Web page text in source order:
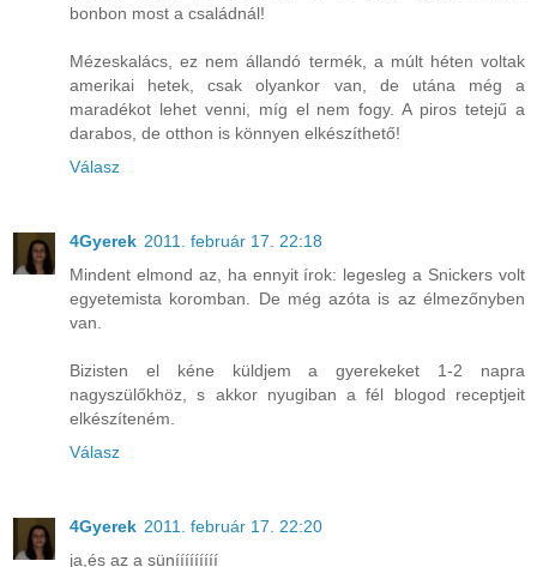
bonbon most a családnál!
Mézeskalács, ez nem állandó termék, a múlt héten voltak
amerikai hetek, csak olyankor van, de utána még a
maradékot lehet venni, míg el nem fogy. A piros tetejű a
darabos, de otthon is könnyen elkészíthető!
Válasz
4Gyerek 2011. február 17. 22:18
Mindent elmond az, ha ennyit írok: legesleg a Snickers volt
egyetemista koromban. De még azóta is az élmezőnyben
van.
Bizisten el kéne küldjem a gyerekeket 1-2 napra
nagyszülőkhöz, s akkor nyugiban a fél blogod receptjeit
elkészíteném.
Válasz
4Gyerek 2011. február 17. 22:20
ja,és az a sünííííííííí